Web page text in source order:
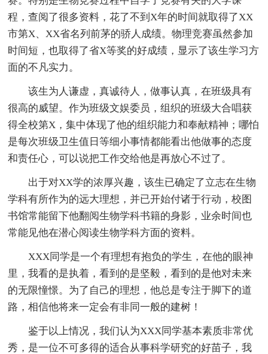
程，查阅了很多资料，花了不到X年的时间就取得了XX
市第X、XX省名列前茅的骄人成绩。物理竞赛虽然参加
时间短，也取得了省X等奖的好成绩，显示了该生学习方
面的不凡实力。
该生为人谦虚，真诚待人，做事认真，在班级具有
很高的威望。作为班级文娱委员，组织的班级大合唱获
得全校第X，集中体现了他的组织能力和奉献精神；哪怕
是每次班级卫生值日等细小事情都能看出他做事的态度
和责任心，可以说把工作交给他是再放心不过了。
出于对XX学的浓厚兴趣，该生已确定了立志在生物
学科有所作为的远大理想，并已开始付诸于行动，校图
书馆常能留下他翻阅生物学科书籍的身影，业余时间也
常能见他在潜心阅读生物学科方面的资料。
XXX同学是一个有理想有抱负的学生，在他的眼神
里，我看的是执着，看到的是坚毅，看到的是他对未来
的无限憧憬。为了自己的理想，他总是专注于脚下的道
路，相信他将来一定会有非同一般的建树！
鉴于以上情况，我们认为XXX同学基本素质非常优
秀，是一位不可多得的适合从事科学研究的好苗子，我